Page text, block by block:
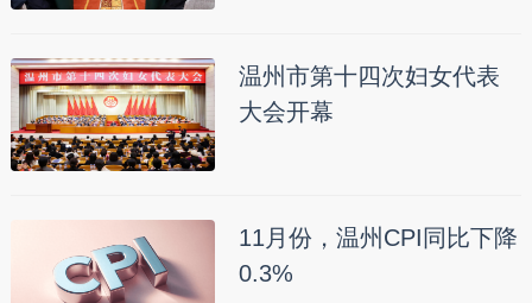
温州市第十四次妇女代表
大会开幕
11月份，温州CPI同比下降
0.3%